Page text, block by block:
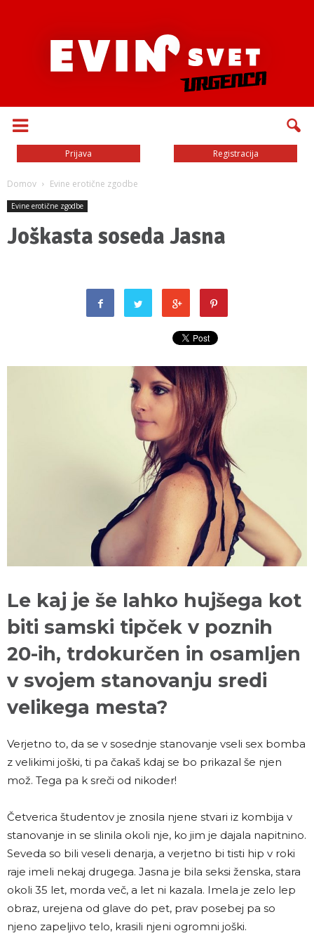
Prijava Registracija
Domov Evine erotične zgodbe
Evine erotične zgodbe
Joškasta soseda Jasna
Le kaj je še lahko hujšega kot
biti samski tipček v poznih
20-ih, trdokurčen in osamljen
v svojem stanovanju sredi
velikega mesta?
Verjetno to, da se v sosednje stanovanje vseli sex bomba
z velikimi joški, ti pa čakaš kdaj se bo prikazal še njen
mož. Tega pa k sreči od nikoder!
Četverica študentov je znosila njene stvari iz kombija v
stanovanje in se slinila okoli nje, ko jim je dajala napitnino.
Seveda so bili veseli denarja, a verjetno bi tisti hip v roki
raje imeli nekaj drugega. Jasna je bila seksi ženska, stara
okoli 35 let, morda več, a let ni kazala. Imela je zelo lep
obraz, urejena od glave do pet, prav posebej pa so
njeno zapeljivo telo, krasili njeni ogromni joški.